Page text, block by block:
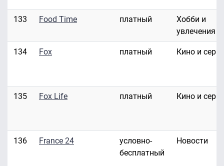
133 Food Time платный
Хобби и
увлечения
134 Fox платный Кино и
135 Fox Life платный Кино и
136 France 24
условно-
бесплатный
Новости